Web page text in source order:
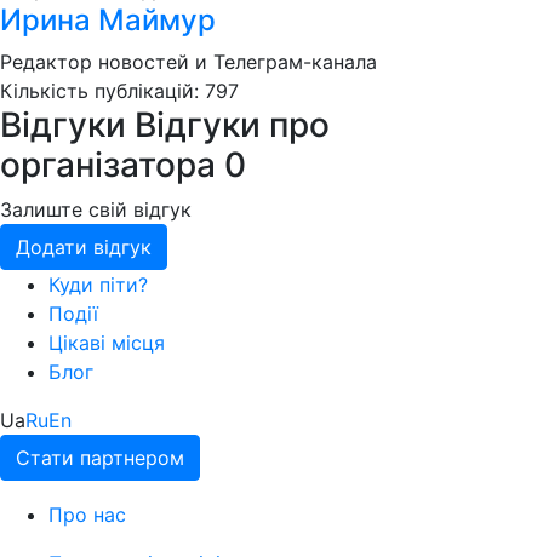
Ирина Маймур
Редактор новостей и Телеграм-канала
Кількість публікацій: 797
Відгуки Відгуки про
організатора 0
Залиште свій відгук
Додати відгук
Куди піти?
Події
Цікаві місця
Блог
UaRuEn
Стати партнером
Про нас